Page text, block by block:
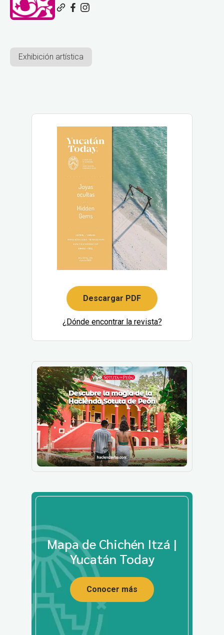
Exhibición artística
Descargar PDF
¿Dónde encontrar la revista?
Mapa de Chichén Itzá |
Yucatán Today
Conocer más